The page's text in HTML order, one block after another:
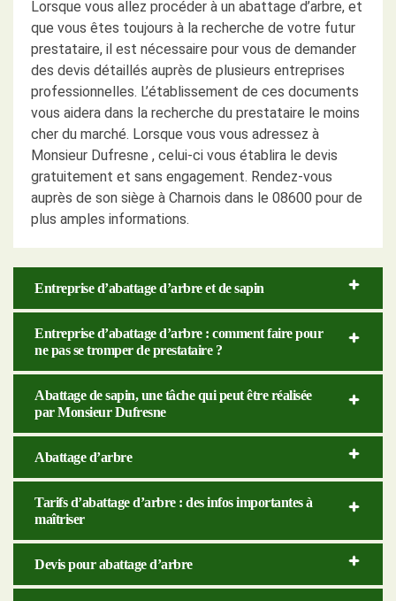
Lorsque vous allez procéder à un abattage d’arbre, et
que vous êtes toujours à la recherche de votre futur
prestataire, il est nécessaire pour vous de demander
des devis détaillés auprès de plusieurs entreprises
professionnelles. L’établissement de ces documents
vous aidera dans la recherche du prestataire le moins
cher du marché. Lorsque vous vous adressez à
Monsieur Dufresne , celui-ci vous établira le devis
gratuitement et sans engagement. Rendez-vous
auprès de son siège à Charnois dans le 08600 pour de
plus amples informations.
Entreprise d’abattage d’arbre et de sapin
Entreprise d’abattage d’arbre : comment faire pour
ne pas se tromper de prestataire ?
Abattage de sapin, une tâche qui peut être réalisée
par Monsieur Dufresne
Abattage d’arbre
Tarifs d’abattage d’arbre : des infos importantes à
maîtriser
Devis pour abattage d’arbre